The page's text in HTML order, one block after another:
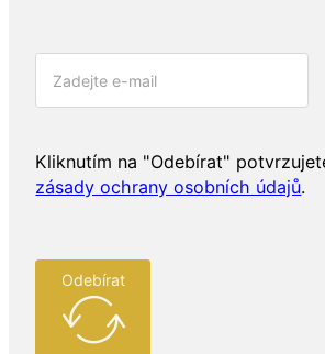
Kliknutím na "Odebírat"
zásady ochrany osobních údajů.
Odebírat